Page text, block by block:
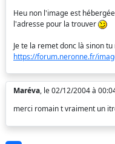
Heu non l'image est
l'adresse pour la trouver
Je te la remet donc là sinon
https://forum.neronne.fr/
Maréva, le 02/12/2004 à
merci romain t vraiment un